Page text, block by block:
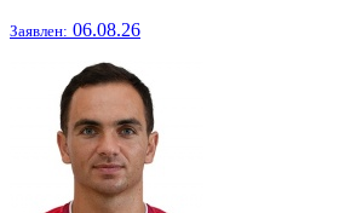
Заявлен: 06.08.26